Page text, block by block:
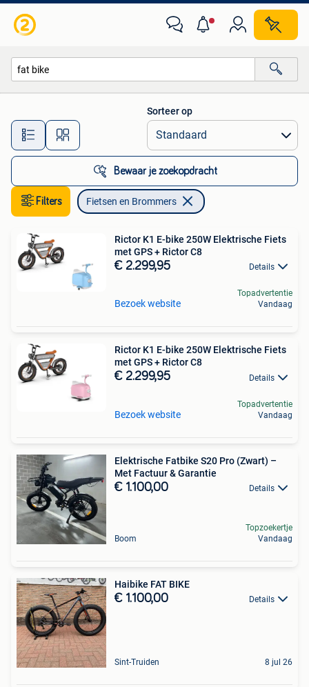
Alle afstanden…
Sorteer op
Bewaar je zoekopdracht
Filters Fietsen en Brommers
Rictor K1 E-bike 250W Elektrische Fiets
met GPS + Rictor C8
€ 2.299,95 Details
Bezoek website
Topadvertentie
Vandaag
Rictor K1 E-bike 250W Elektrische Fiets
met GPS + Rictor C8
€ 2.299,95 Details
Bezoek website
Topadvertentie
Vandaag
Elektrische Fatbike S20 Pro (Zwart) –
Met Factuur & Garantie
€ 1.100,00 Details
Boom
Topzoekertje
Vandaag
Haibike FAT BIKE
€ 1.100,00 Details
Sint-Truiden 8 jul 26